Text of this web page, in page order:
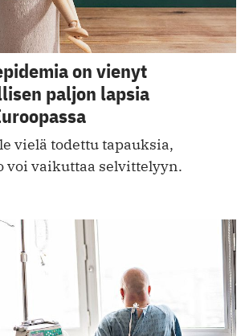
on vienyt
paljon lapsia
v ielä todettu tapauksia,
voi vaikuttaa selvittelyyn.